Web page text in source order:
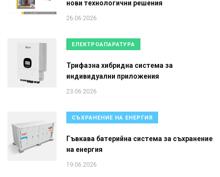
нови технологични решения
26.06.2026
ЕЛЕКТРОАПАРАТУРА
Трифазна хибридна система за
индивидуални приложения
23.06.2026
СЪХРАНЕНИЕ НА ЕНЕРГИЯ
Гъвкава батерийна система за съхранение
на енергия
19.06.2026